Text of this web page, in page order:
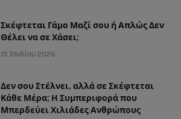
Σκέφτεται Γάμο Μαζί σου ή Απλώς Δεν
Θέλει να σε Χάσει;
15 Ιουλίου 2026
Δεν σου Στέλνει, αλλά σε Σκέφτεται
Κάθε Μέρα; Η Συμπεριφορά που
Μπερδεύει Χιλιάδες Ανθρώπους